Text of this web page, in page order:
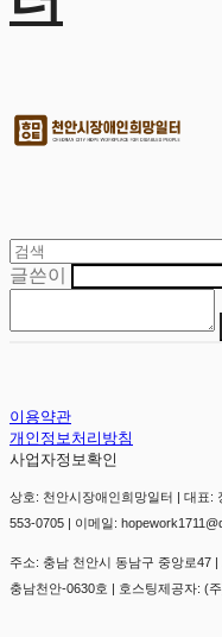
글쓴이
이용약관
개인정보처리방침
사업자정보확인
상호: 천안시장애인희망일터 | 대표:
553-0705 | 이메일:
주소: 충남 천안시 동남구 중앙로47 |
충남천안-0630호 | 호스팅제공자: (